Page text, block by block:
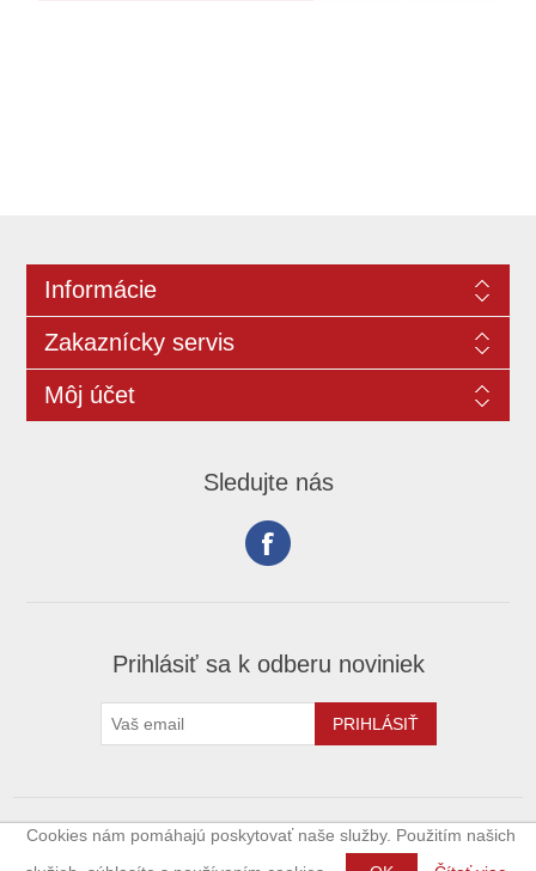
Informácie
Zakaznícky servis
Môj účet
Sledujte nás
Prihlásiť sa k odberu noviniek
Copyright © 2026 xoffroad.sk. Všetky práva vyhradené.
Powered by
nopCommerce
Cookies nám pomáhajú poskytovať naše služby. Použitím našich